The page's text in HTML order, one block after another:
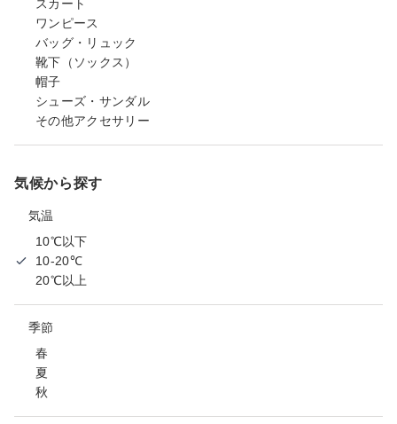
スカート
ワンピース
バッグ・リュック
靴下（ソックス）
帽子
シューズ・サンダル
その他アクセサリー
気候から探す
気温
10℃以下
10-20℃
20℃以上
季節
春
夏
秋